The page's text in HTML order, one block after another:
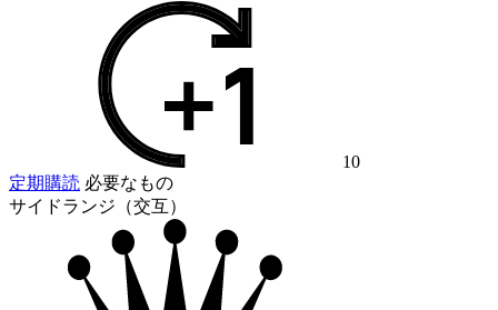
10
定期購読 必要なもの
サイドランジ（交互）